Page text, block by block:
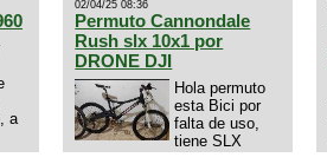
a
02/04/25 08:36
Permuto Cannondale
Rush slx 10x1 por
DRONE DJI
Hola permuto
esta Bici por
falta de uso,
tiene SLX